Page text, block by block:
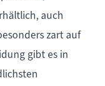
auch
zart auf
gibt es in